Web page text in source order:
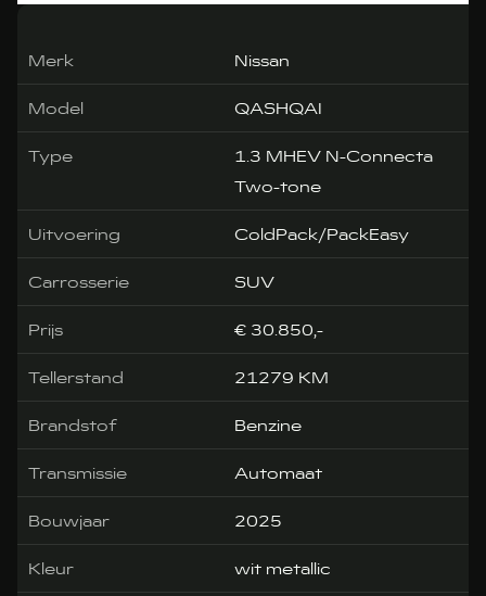
Merk Nissan
Model QASHQAI
Type
1.3 MHEV N-Connecta
Two-tone
Uitvoering ColdPack/PackEasy
Carrosserie SUV
Prijs € 30.850,-
Tellerstand 21279 KM
Brandstof Benzine
Transmissie Automaat
Bouwjaar 2025
Kleur wit metallic